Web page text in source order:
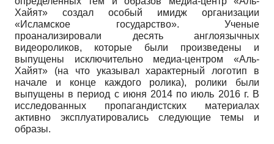
Хайят» создал особый имидж организации
«Исламское государство». Ученые
проанализировали десять англоязычных
видеороликов, которые были произведены и
выпущены исключительно медиа-центром «Аль-
Хайят» (на что указывал характерный логотип в
начале и конце каждого ролика), ролики были
выпущены в период с июня 2014 по июль 2016 г. В
исследованных пропагандистских материалах
активно эксплуатировались следующие темы и
образы.